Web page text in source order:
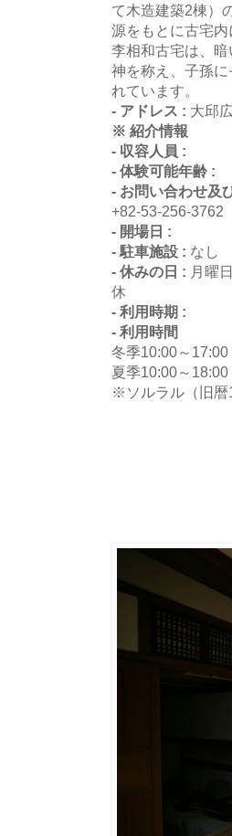
て木造建築2棟）
源をもとに古宅内
李相和古宅は、
神を称え、子孫
れています。
- アドレス : 大邱
※ 紹介情報
- 収容人員 :
- 体験可能年齢 :
- お問い合わせ及
+82-53-256-3762
- 開場日 :
- 駐車施設 : なし
- 休みの日 : 月曜
休
- 利用時期 :
- 利用時間
冬季10:00～17:00
夏季10:00～18:00
※ソルラル（旧暦